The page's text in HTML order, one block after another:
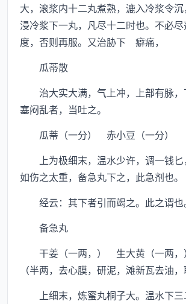
大，滚浆内十二丸煮熟，漉入冷浆令沉
浸冷浆下一丸，凡尽十二时也。不必
度，否则再服。又治胁下 癖痛，
瓜蒂散
治大实大满，气上冲，上部有脉，
塞闷乱者，当吐之。
瓜蒂（一分） 赤小豆（一分）
上为极细末，温水少许，调一钱匕
如伤之太重，备急丸下之，此急剂也。
经云：其下者引而竭之。此之谓也
备急丸
干姜（一两，） 生大黄（一两
（半两，去心膜，研泥，滩新瓦去油，
上细末，炼蜜丸桐子大。温水下三